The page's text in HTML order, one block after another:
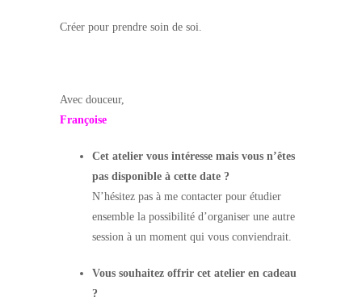
Créer pour prendre soin de soi.
Avec douceur,
Françoise
Cet atelier vous intéresse mais vous n’êtes
pas disponible à cette date ?
N’hésitez pas à me contacter pour étudier
ensemble la possibilité d’organiser une autre
session à un moment qui vous conviendrait.
Vous souhaitez offrir cet atelier en cadeau
?